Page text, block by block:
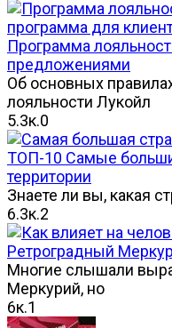
Программа
предложениями
Об основных
лояльности Лукойл
5.3к.0
ТОП-10 Самые
территории
Знаете ли вы, какая
6.3к.2
Ретроградный
Многие слышали
Меркурий, но
6к.1